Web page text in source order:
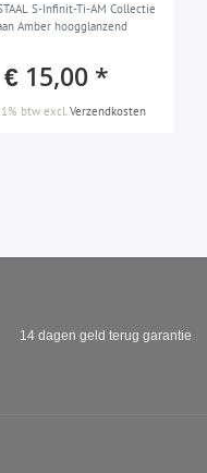
S-Infinit-Ti-AM Collectie
Amber hoogglanzend
€ 15,00 *
btwexcl.Verzendkosten
14 dagen geld terug garantie